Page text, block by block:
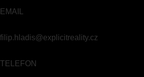
EMAIL
filip.hladis@explicitreality.cz
TELEFON